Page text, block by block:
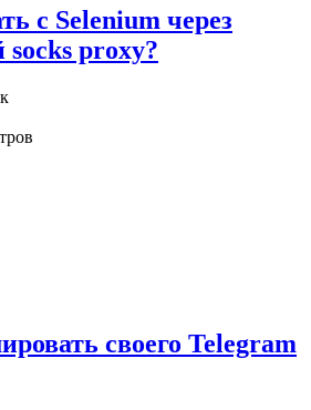
с Selenium через
proxy?
своего Telegram